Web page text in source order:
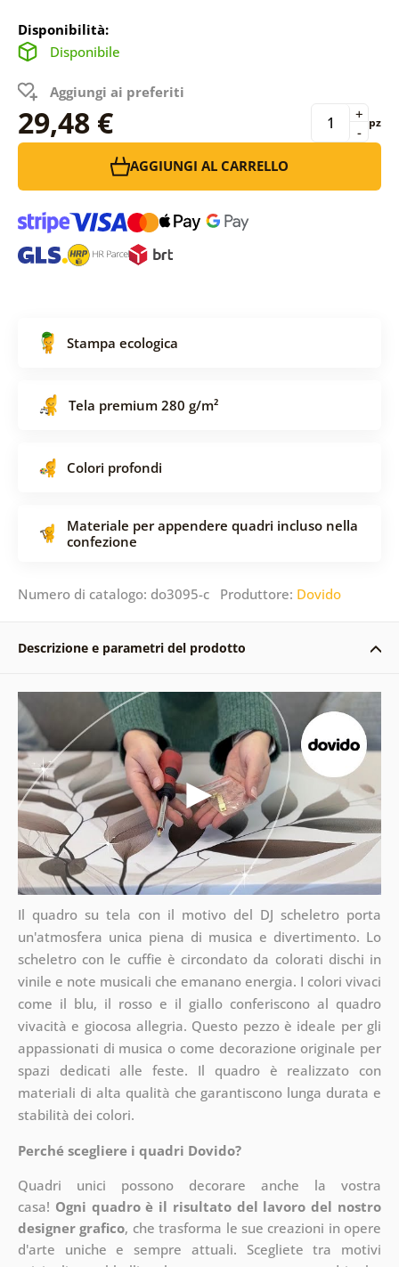
Disponibilità:
Disponibile
Aggiungi ai preferiti
29,48 € -
+ pz
AGGIUNGI AL CARRELLO
Stampa ecologica
Tela premium 280 g/m²
Colori profondi
Materiale per appendere quadri incluso nella
confezione
Numero di catalogo: do3095-c Produttore: Dovido
Descrizione e parametri del prodotto
Il quadro su tela con il motivo del DJ scheletro porta
un'atmosfera unica piena di musica e divertimento. Lo
scheletro con le cuffie è circondato da colorati dischi in
vinile e note musicali che emanano energia. I colori vivaci
come il blu, il rosso e il giallo conferiscono al quadro
vivacità e giocosa allegria. Questo pezzo è ideale per gli
appassionati di musica o come decorazione originale per
spazi dedicati alle feste. Il quadro è realizzato con
materiali di alta qualità che garantiscono lunga durata e
stabilità dei colori.
Perché scegliere i quadri Dovido?
Quadri unici possono decorare anche la vostra
casa! Ogni quadro è il risultato del lavoro del nostro
designer grafico, chetrasforma le sue creazioni in opere
d'arte uniche e sempre attuali. Scegliete tra motivi